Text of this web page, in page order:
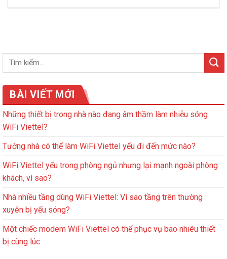
BÀI VIẾT MỚI
Những thiết bị trong nhà nào đang âm thầm làm nhiễu sóng
WiFi Viettel?
Tường nhà có thể làm WiFi Viettel yếu đi đến mức nào?
WiFi Viettel yếu trong phòng ngủ nhưng lại mạnh ngoài phòng
khách, vì sao?
Nhà nhiều tầng dùng WiFi Viettel: Vì sao tầng trên thường
xuyên bị yếu sóng?
Một chiếc modem WiFi Viettel có thể phục vụ bao nhiêu thiết
bị cùng lúc